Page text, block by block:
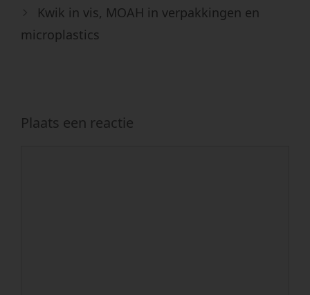
Kwik in vis, MOAH in verpakkingen en
microplastics
Plaats een reactie